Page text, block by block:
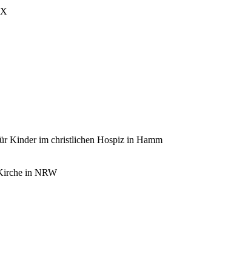
Kinder im christlichen Hospiz in Hamm
in NRW